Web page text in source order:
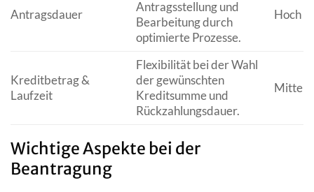
Antragsdauer
Antragsstellung und
Bearbeitung durch
optimierte Prozesse.
Hoch
Kreditbetrag &
Laufzeit
Flexibilität bei der Wahl
der gewünschten
Kreditsumme und
Rückzahlungsdauer.
Mittel
Wichtige Aspekte bei der
Beantragung